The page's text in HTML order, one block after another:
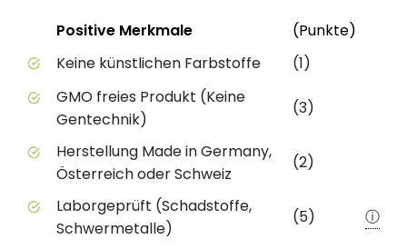
Positive Merkmale des Produkts mit
StatusPositive Merkmale (Punkte)
Keine künstlichen Farbstoffe
(1)
GMO freies Produkt (Keine
Gentechnik)
(3)
Herstellung Made in Germany,
Österreich oder Schweiz
(2)
Laborgeprüft (Schadstoffe,
Schwermetalle)
(5) ⓘ